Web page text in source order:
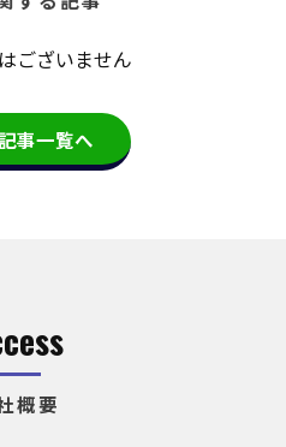
ございません
事一覧へ
概要